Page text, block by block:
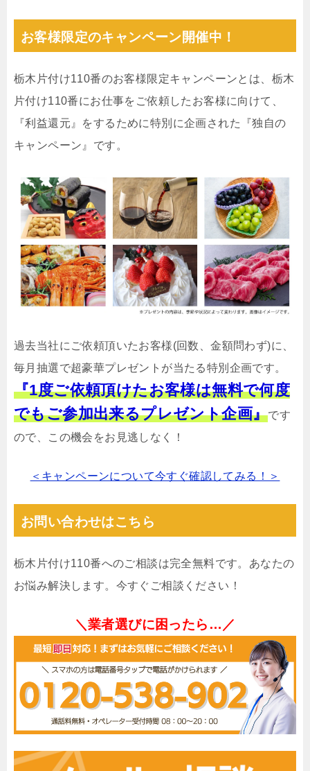
お客様限定のキャンペーン開催中！
栃木片付け110番のお客様限定キャンペーンとは、栃木
片付け110番にお仕事をご依頼したお客様に向けて、
『利益還元』をするために特別に企画された『独自の
キャンペーン』です。
過去当社にご依頼頂いたお客様(回数、金額問わず)に、
毎月抽選で超豪華プレゼントが当たる特別企画です。
『1度ご依頼頂けたお客様は無料で何度
でもご参加出来るプレゼント企画』です
ので、この機会をお見逃しなく！
＜キャンペーンについて今すぐ確認してみる！＞
お問い合わせはこちら
栃木片付け110番へのご相談は完全無料です。あなたの
お悩み解決します。今すぐご相談ください！
＼業者選びに困ったら…／